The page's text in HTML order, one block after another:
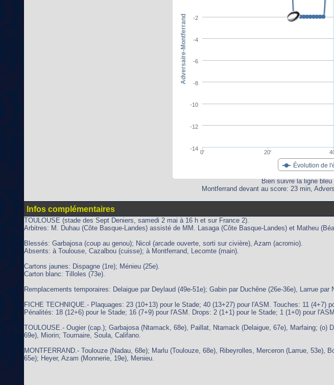
Évolution de
0' 20'
-14
-12
-10
-8
-6
-4
-2
Adversaire-Montferrand
Bien suivre la ligne
Montferrand devant au score: 23 min,
Infos complémentaires
TOULOUSE (stade des Sept Deniers, samedi 2 mai à 16 h et sur France 2).
Arbitres: M. Duhau (Côte Basque-Landes) assisté de MM. Lasaga (Côte Basque-Landes) et Matheu
Blessés: Garbajosa (coup au genou); Nicol (arcade ouverte, sorti sur civière), Azam (acromio).
Absents: à Toulouse, Cazalbou (cuisse); à Montferrand, Lecomte (main).
Cartons jaunes: Dispagne (1re); Ménieu (25e).
Carton blanc: Tilloles (73e).
Remplacements temporaires: Delaigue par Deylaud (49e-51e); Gabin par Duchêne (26e-36e), Larrue par
FICHE TECHNIQUE.- Plaquages: 23 (10+13) pour le Stade; 40 (13+27) pour l'ASM. Touches: 11
Pénalités: 18 (12+6) pour le Stade; 16 (7+9) pour l'ASM. Drops: 2 (1+1) pour le Stade; 1 (1+0) pour
TOULOUSE.- Ougier (cap.); Garbajosa (Ntamack, 68e), Paillat, Ntamack (Delaigue, 67e), Marfaing;
69e), Miorin; Tournaire, Soula, Califano.
MONTFERRAND.- Toulouze (Nadau, 68e); Marlu (Toulouze, 68e), Ribeyrolles, Merceron (Larrue,
65e); Heyer, Azam (Monnerie, 19e), Menieu.